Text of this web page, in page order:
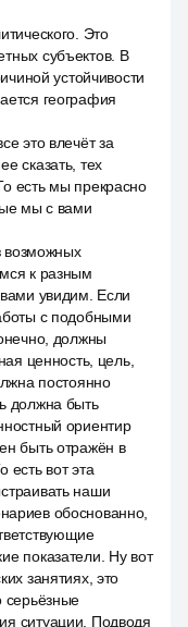
Это
субъектов. В
устойчивости
география
это влечёт за
сказать, тех
есть мы прекрасно
мы с вами
возможных
к разным
увидим. Если
с подобными
должны
ценность, цель,
постоянно
должна быть
ориентир
быть отражён в
есть вот эта
наши
обоснованно,
показатели. Ну вот
занятиях, это
серьёзные
ситуации. Подводя